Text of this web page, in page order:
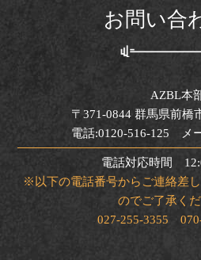
お問い合
AZBL本
〒371-0844 群馬県前橋
電話:0120-516-125 メ
電話対応時間
※以下の電話番号からご連絡差
のでご了承くだ
027-255-3355